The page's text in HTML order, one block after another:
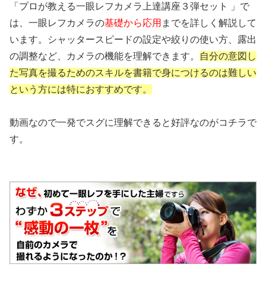
「プロが教える一眼レフカメラ上達講座３弾セット 」で
は、一眼レフカメラの基礎から応用 までを詳しく解説して
います。シャッタースピードの設定や絞りの使い方、露出
の調整など、カメラの機能を理解できます。
自分の意図し
た写真を撮るためのスキルを書籍で身につけるのは難しい
という方には特におすすめです。
動画なので一発でスグに理解できると好評なのがコチラで
す。